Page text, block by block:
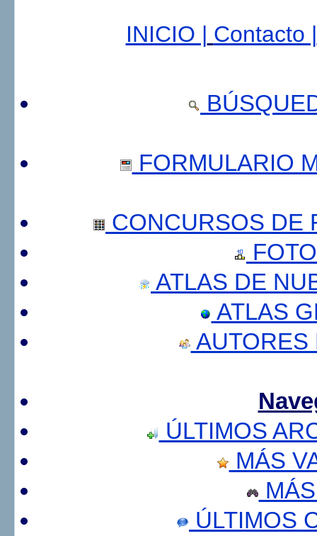
INICIO | Contacto |
FORMULARIO
CONCURSOS DE
ATLAS DE
ATLAS
AUTORES
ÚLTIMOS
MÁS
ÚLTIMOS